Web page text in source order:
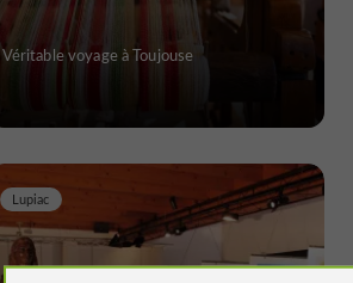
Véritable voyage à Toujouse
Lupiac